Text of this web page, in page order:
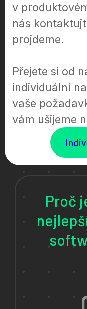
v
nás
projdeme.
Přejete si od
individuální
vaše
vám ušijeme
Proč